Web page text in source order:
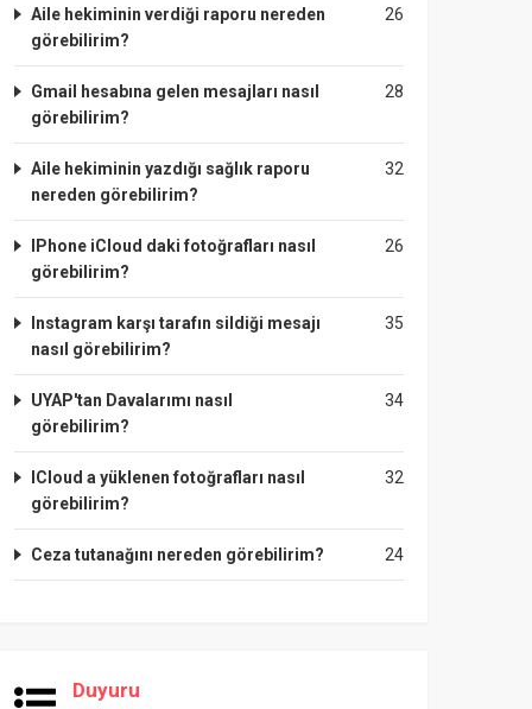
26
Aile hekiminin verdiği raporu nereden
görebilirim?
28
Gmail hesabına gelen mesajları nasıl
görebilirim?
32
Aile hekiminin yazdığı sağlık raporu
nereden görebilirim?
26
IPhone iCloud daki fotoğrafları nasıl
görebilirim?
35
Instagram karşı tarafın sildiği mesajı
nasıl görebilirim?
34
UYAP'tan Davalarımı nasıl
görebilirim?
32
ICloud a yüklenen fotoğrafları nasıl
görebilirim?
24
Ceza tutanağını nereden görebilirim?
Duyuru